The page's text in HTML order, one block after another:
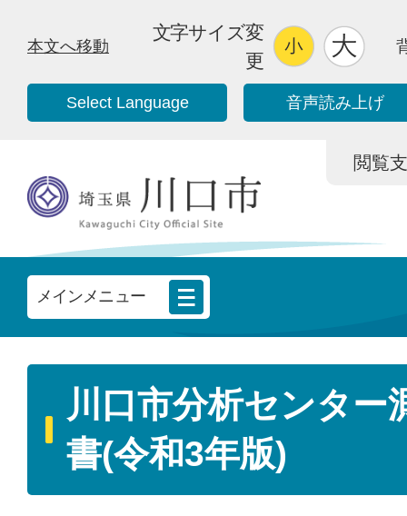
本文へ移動
文字サイズ変
更
Select Language 音声読み上げ
閲覧
メインメニュー
川口市分析センター
書(令和3年版)